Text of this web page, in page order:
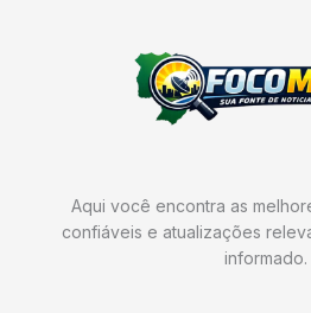
Aqui você encontra as
confiáveis e atualizações
informado.